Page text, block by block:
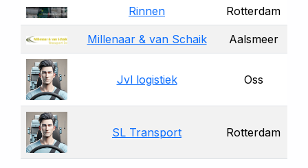
Rinnen Rotterdam
Millenaar & van Schaik Aalsmeer
Jvl logistiek Oss
SL Transport Rotterdam